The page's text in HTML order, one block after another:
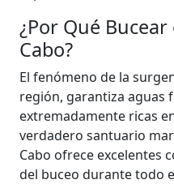
¿Por Qué
Cabo?
El fenómeno de la
región, garantiza aguas
extremadamente ricas
verdadero santuario
Cabo ofrece excelentes
del buceo durante todo